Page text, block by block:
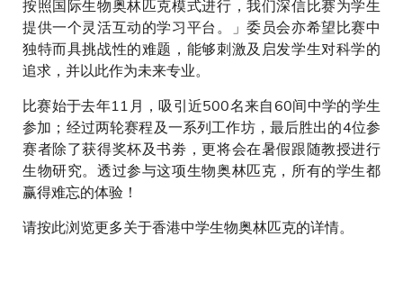
按照国际生物奥林匹克模式进行，我们深信比赛为学生
提供一个灵活互动的学习平台。」委员会亦希望比赛中
独特而具挑战性的难题，能够刺激及启发学生对科学的
追求，并以此作为未来专业。
比赛始于去年11月，吸引近500名来自60间中学的学生
参加；经过两轮赛程及一系列工作坊，最后胜出的4位参
赛者除了获得奖杯及书劵，更将会在暑假跟随教授进行
生物研究。透过参与这项生物奥林匹克，所有的学生都
赢得难忘的体验！
请按此浏览更多关于香港中学生物奥林匹克的详情。